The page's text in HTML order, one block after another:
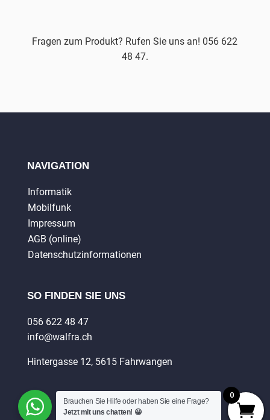
Fragen zum Produkt? Rufen Sie uns an! 056 622
48 47.
NAVIGATION
Informatik
Mobilfunk
Impressum
AGB (online)
Datenschutzinformationen
SO FINDEN SIE UNS
056 622 48 47
info@walfra.ch
Hintergasse 12, 5615 Fahrwangen
Brauchen Sie Hilfe oder haben Sie eine Frage?
Jetzt mit uns chatten! 😀
0